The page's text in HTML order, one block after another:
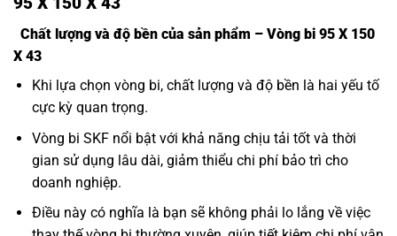
Chất lượng và độ bền của sản phẩm – Vòng bi 95 X 150
X 43
Khi lựa chọn vòng bi, chất lượng và độ bền là hai yếu tố
cực kỳ quan trọng.
Vòng bi SKF nổi bật với khả năng chịu tải tốt và thời
gian sử dụng lâu dài, giảm thiểu chi phí bảo trì cho
doanh nghiệp.
Điều này có nghĩa là bạn sẽ không phải lo lắng về việc